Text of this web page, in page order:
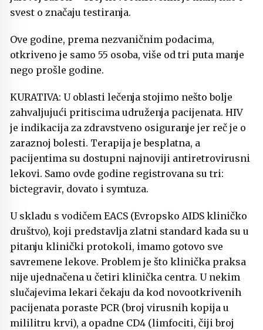
svest o značaju testiranja.
Ove godine, prema nezvaničnim podacima,
otkriveno je samo 55 osoba, više od tri puta manje
nego prošle godine.
KURATIVA: U oblasti lečenja stojimo nešto bolje
zahvaljujući pritiscima udruženja pacijenata. HIV
je indikacija za zdravstveno osiguranje jer reč je o
zaraznoj bolesti. Terapija je besplatna, a
pacijentima su dostupni najnoviji antiretrovirusni
lekovi. Samo ovde godine registrovana su tri:
bictegravir, dovato i symtuza.
U skladu s vodičem EACS (Evropsko AIDS kliničko
društvo), koji predstavlja zlatni standard kada su u
pitanju klinički protokoli, imamo gotovo sve
savremene lekove. Problem je što klinička praksa
nije ujednačena u četiri klinička centra. U nekim
slučajevima lekari čekaju da kod novootkrivenih
pacijenata poraste PCR (broj virusnih kopija u
mililitru krvi), a opadne CD4 (limfociti, čiji broj